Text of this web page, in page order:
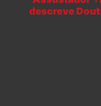
descreve